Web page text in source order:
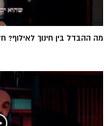
מה ההבדל בין חינוך לאילוף?